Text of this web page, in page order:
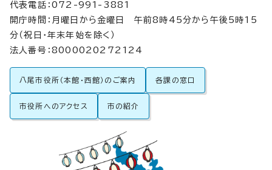
代表電話：072-991-3881
開庁時間：月曜日から金曜日 午前8時45分から午後5時15
分（祝日・年末年始を除く）
法人番号：8000020272124
八尾市役所（本館・西館）のご案内 各課の窓口
市役所へのアクセス 市の紹介